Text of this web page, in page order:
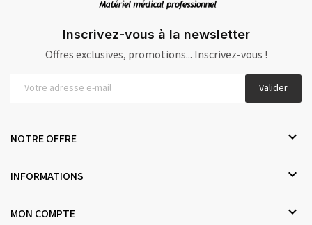
Inscrivez-vous à la newsletter
Offres exclusives, promotions... Inscrivez-vous !
Valider
NOTRE OFFRE 
INFORMATIONS 
MON COMPTE 